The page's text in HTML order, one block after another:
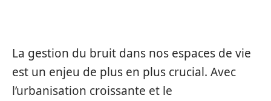
La gestion du bruit dans nos espaces de vie
est un enjeu de plus en plus crucial. Avec
l’urbanisation croissante et le